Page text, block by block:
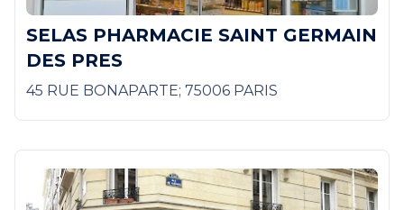
SELAS PHARMACIE SAINT GERMAIN
DES PRES
45 RUE BONAPARTE; 75006 PARIS